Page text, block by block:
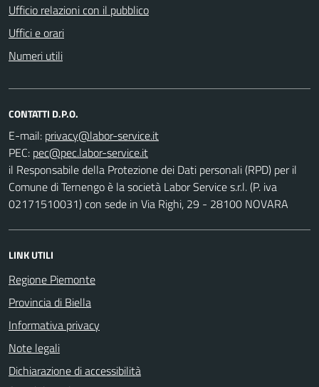
Ufficio relazioni con il pubblico
Uffici e orari
Numeri utili
CONTATTI D.P.O.
E-mail:
PEC:
il Responsabile della Protezione dei Dati personali (RPD) per il
Comune di Ternengo è la società Labor Service s.r.l. (P. iva
02171510031) con sede in Via Righi, 29 - 28100 NOVARA
LINK UTILI
Regione Piemonte
Provincia di Biella
Informativa privacy
Note legali
Dichiarazione di accessibilità